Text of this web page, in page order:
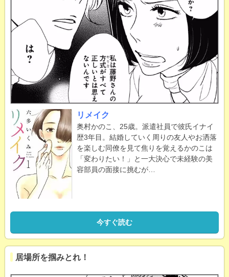
リメイク
奥村かのこ、25歳。派遣社員で彼氏イナイ
歴3年目。結婚していく周りの友人やお洒落
を楽しむ同僚を見て焦りを覚えるかのこは
「変わりたい！」と一大決心で未経験の美
容部員の面接に挑むが…
今すぐ読む
居場所を掴みとれ！